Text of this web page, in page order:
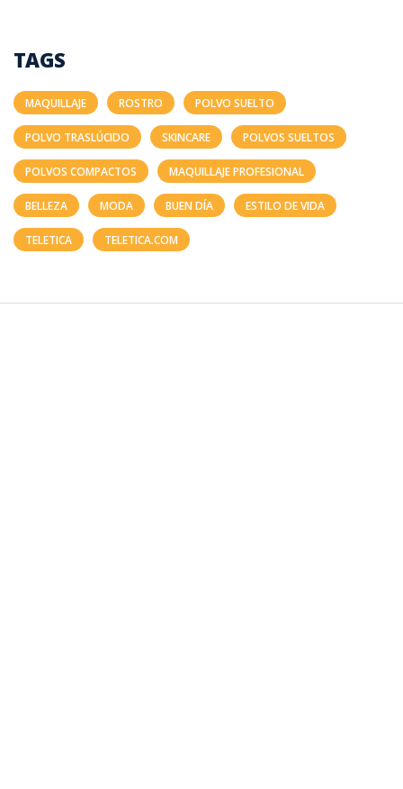
TAGS
MAQUILLAJE ROSTRO POLVO SUELTO
POLVO TRASLÚCIDO SKINCARE POLVOS SUELTOS
POLVOS COMPACTOS MAQUILLAJE PROFESIONAL
BELLEZA MODA BUEN DÍA ESTILO DE VIDA
TELETICA TELETICA.COM